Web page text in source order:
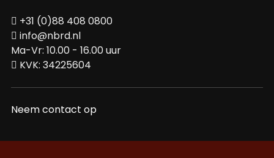
+31 (0)88 408 0800
info@nbrd.nl
Ma-Vr: 10.00 - 16.00 uur
KVK: 34225604
Neem contact op